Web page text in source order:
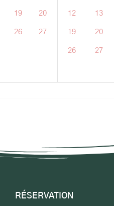
19 20
26 27
12 13
19 20
26 27
RÉSERVATION